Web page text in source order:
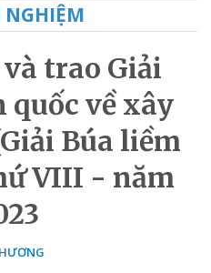
trao Giải
quốc về xây
Búa liềm
VIII - năm